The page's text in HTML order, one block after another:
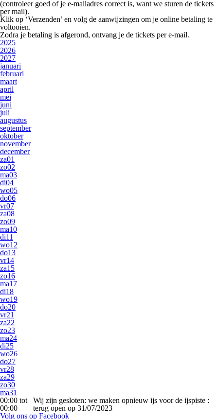
(controleer goed of je e-mailadres correct is, want we sturen de tickets
per mail).
Klik op ‘Verzenden’ en volg de aanwijzingen om je online betaling te
voltooien.
Zodra je betaling is afgerond, ontvang je de tickets per e-mail.
2025
2026
2027
januari
februari
maart
april
mei
juni
juli
augustus
september
oktober
november
december
za01
zo02
ma03
di04
wo05
do06
vr07
za08
zo09
ma10
di11
wo12
do13
vr14
za15
zo16
ma17
di18
wo19
do20
vr21
za22
zo23
ma24
di25
wo26
do27
vr28
za29
zo30
ma31
00:00 tot
00:00
Wij zijn gesloten: we maken opnieuw ijs voor de ijspiste :
terug open op 31/07/2023
Volg ons op Facebook